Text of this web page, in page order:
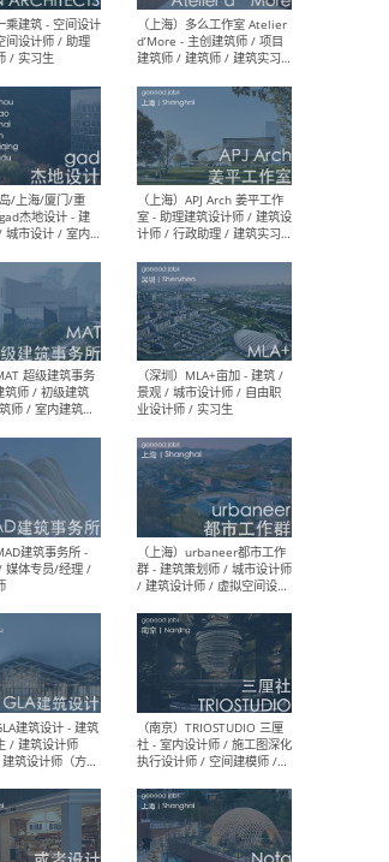
（上海）彬蔚致正建筑工作
室 – 项目建筑师 / 助理建筑
师 / 实习生
（深圳）一乘建筑 - 空间设计
师 / 助理空间设计师 / 助理
建筑设计师 / 实习生
（杭州/青岛/上海/厦门/重
庆/成都）gad杰地设计 - 建
筑 / 设备 / 城市设计 / 室内 /
幕墙 / BIM / 成本 / 工程 / 运
营 / 品牌 / 观点views / 实习
等
（北京）MAT 超级建筑事务
所 - 项目建筑师 / 初级建筑
师/助理建筑师 / 室内建筑师